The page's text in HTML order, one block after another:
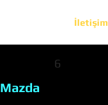
İletişim
6
Mazda